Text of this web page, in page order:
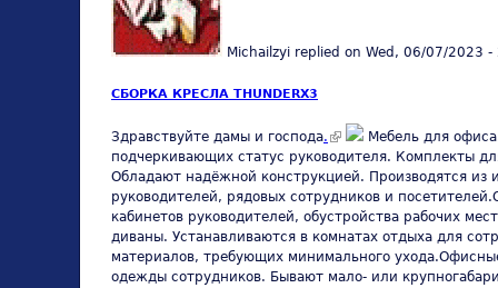
Michailzyi replied on Wed, 06/07/2023 -
СБОРКА КРЕСЛА THUNDERX3
Здравствуйте дамы и господа. (link is external)
Мебель для
подчеркивающих статус руководителя. Комплекты
Обладают надёжной конструкцией. Производятся из
руководителей, рядовых сотрудников и
кабинетов руководителей, обустройства рабочих
диваны. Устанавливаются в комнатах отдыха для
материалов, требующих минимального
одежды сотрудников. Бывают мало- или